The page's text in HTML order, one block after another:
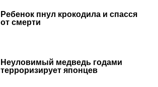
Ребенок пнул крокодила и спасся
от смерти
Неуловимый медведь годами
терроризирует японцев